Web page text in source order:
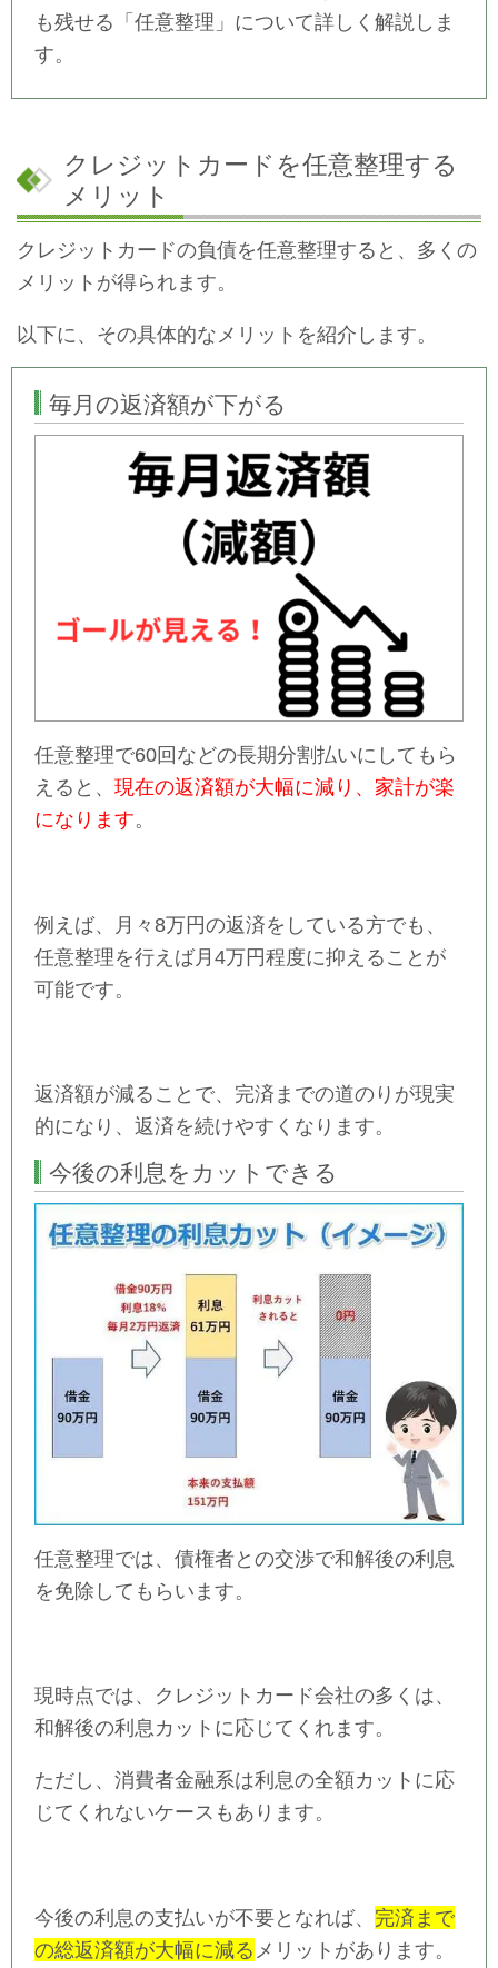
も残せる「任意整理」について詳しく解説しま
す。
クレジットカードを任意整理する
メリット
クレジットカードの負債を任意整理すると、多くの
メリットが得られます。
以下に、その具体的なメリットを紹介します。
毎月の返済額が下がる
任意整理で60回などの長期分割払いにしてもら
えると、 現在の返済額が大幅に減り、家計が楽
になります。
例えば、月々8万円の返済をしている方でも、
任意整理を行えば月4万円程度に抑えることが
可能です。
返済額が減ることで、完済までの道のりが現実
的になり、返済を続けやすくなります。
今後の利息をカットできる
任意整理では、債権者との交渉で和解後の利息
を免除してもらいます。
現時点では、クレジットカード会社の多くは、
和解後の利息カットに応じてくれます。
ただし、消費者金融系は利息の全額カットに応
じてくれないケースもあります。
今後の利息の支払いが不要となれば、 完済まで
の総返済額が大幅に減る メリットがあります。